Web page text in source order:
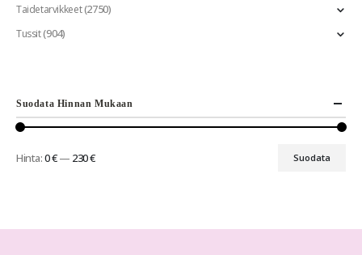
Taidetarvikkeet(2750)
Tussit(904)
Suodata Hinnan Mukaan
Suodata
Hinta:0 €— 230 €